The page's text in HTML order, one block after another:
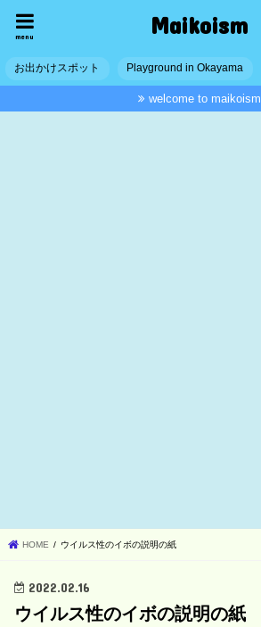
Maikoism
menu
お出かけスポット Playground in Okayama
welcome to maikoism
HOME ウイルス性のイボの説明の紙
2022.02.16
ウイルス性のイボの説明の紙